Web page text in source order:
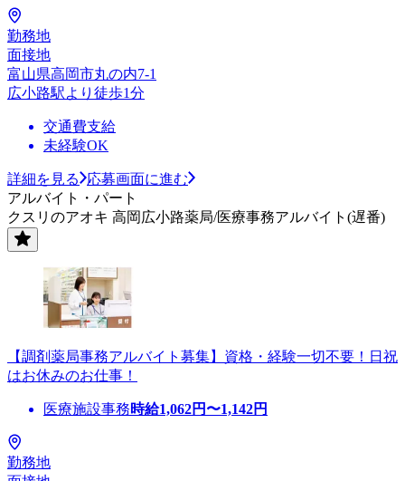
勤務地
面接地
富山県高岡市丸の内7-1
広小路駅より徒歩1分
交通費支給
未経験OK
詳細を見る
応募画面に進む
アルバイト・パート
クスリのアオキ 高岡広小路薬局/医療事務アルバイト(遅番)
【調剤薬局事務アルバイト募集】資格・経験一切不要！日祝
はお休みのお仕事！
医療施設事務時給1,062円〜1,142円
勤務地